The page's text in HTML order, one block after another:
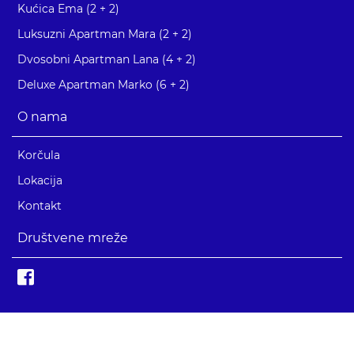
Kućica Ema (2 + 2)
Luksuzni Apartman Mara (2 + 2)
Dvosobni Apartman Lana (4 + 2)
Deluxe Apartman Marko (6 + 2)
O nama
Korčula
Lokacija
Kontakt
Društvene mreže